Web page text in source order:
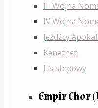
III Wojna
IV Wojna
Jeźdźcy
Kenethet
Lis stepowy
Empir Chor